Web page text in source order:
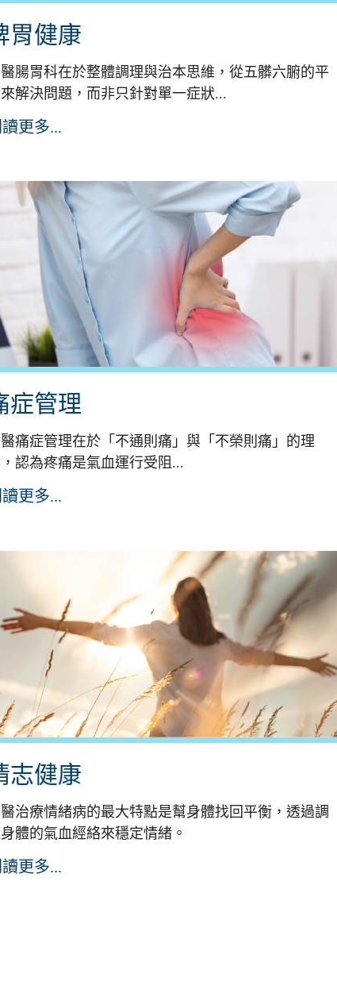
胃健康
腸胃科在於整體調理與治本思維，從五髒六腑的平
解決問題，而非只針對單一症狀...
讀更多...
症管理
痛症管理在於「不通則痛」與「不榮則痛」的理
認為疼痛是氣血運行受阻...
讀更多...
志健康
治療情緒病的最大特點是幫身體找回平衡，透過調
體的氣血經絡來穩定情緒。
讀更多...